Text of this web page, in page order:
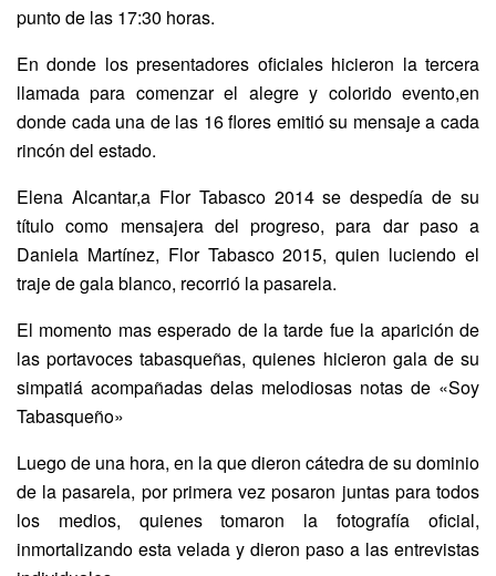
punto de las 17:30 horas.
En donde los presentadores oficiales hicieron la tercera
llamada para comenzar el alegre y colorido evento,en
donde cada una de las 16 flores emitió su mensaje a cada
rincón del estado.
Elena Alcantar,a Flor Tabasco 2014 se despedía de su
título como mensajera del progreso, para dar paso a
Daniela Martínez, Flor Tabasco 2015, quien luciendo el
traje de gala blanco, recorrió la pasarela.
El momento mas esperado de la tarde fue la aparición de
las portavoces tabasqueñas, quienes hicieron gala de su
simpatiá acompañadas delas melodiosas notas de «Soy
Tabasqueño»
Luego de una hora, en la que dieron cátedra de su dominio
de la pasarela, por primera vez posaron juntas para todos
los medios, quienes tomaron la fotografía oficial,
inmortalizando esta velada y dieron paso a las entrevistas